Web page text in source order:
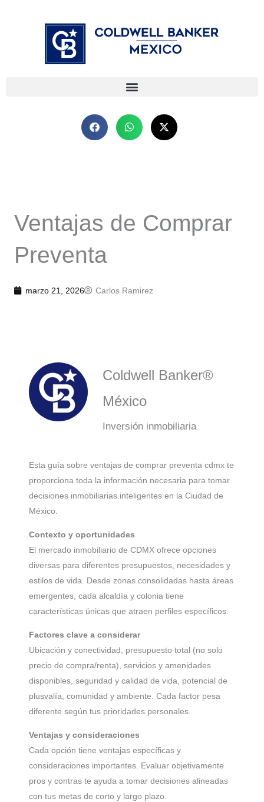
Ventajas de Comprar
Preventa
marzo 21, 2026 Carlos Ramirez
Coldwell Banker®
México
Inversión inmobiliaria
Esta guía sobre ventajas de comprar preventa cdmx te
proporciona toda la información necesaria para tomar
decisiones inmobiliarias inteligentes en la Ciudad de
México.
Contexto y oportunidades
El mercado inmobiliario de CDMX ofrece opciones
diversas para diferentes presupuestos, necesidades y
estilos de vida. Desde zonas consolidadas hasta áreas
emergentes, cada alcaldía y colonia tiene
características únicas que atraen perfiles específicos.
Factores clave a considerar
Ubicación y conectividad, presupuesto total (no solo
precio de compra/renta), servicios y amenidades
disponibles, seguridad y calidad de vida, potencial de
plusvalía, comunidad y ambiente. Cada factor pesa
diferente según tus prioridades personales.
Ventajas y consideraciones
Cada opción tiene ventajas específicas y
consideraciones importantes. Evaluar objetivamente
pros y contras te ayuda a tomar decisiones alineadas
con tus metas de corto y largo plazo.